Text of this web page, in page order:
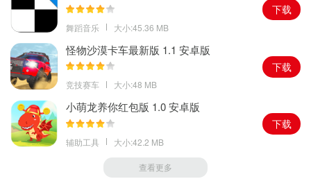
舞蹈音乐 大小:45.36 MB
下载
怪物沙漠卡车最新版 1.1 安卓版
竞技赛车 大小:48 MB
下载
小萌龙养你红包版 1.0 安卓版
辅助工具 大小:42.2 MB
下载
查看更多